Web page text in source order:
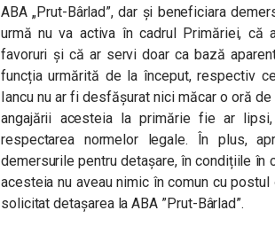
ABA „Prut-Bârlad”, dar și beneficiara
urmă nu va activa în cadrul Primăriei, că
favoruri și că ar servi doar ca bază
funcția urmărită de la început, respectiv
Iancunu ar fi desfășurat nici măcar o oră
angajării acesteia la primărie fie ar
respectarea normelor legale. În plus,
demersurile pentru detașare, în condițiile în
acesteia nu aveau nimic în comun cu
solicitat detașarea la ABA ”Prut-Bârlad”.